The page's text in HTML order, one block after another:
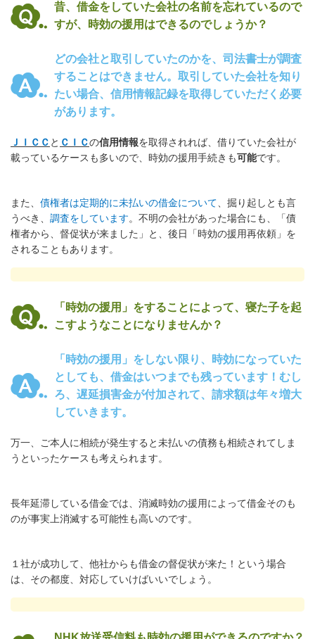
昔、借金をしていた会社の名前を忘れているので
すが、時効の援用はできるのでしょうか？
どの会社と取引していたのかを、司法書士が調査
することはできません。取引していた会社を知り
たい場合、信用情報記録を取得していただく必要
があります。
ＪＩＣＣ と ＣＩＣの信用情報を取得されれば、借りていた会社が
載っているケースも多いので、時効の援用手続きも可能です。
また、 債権者は定期的に未払いの借金について、掘り起しとも言
うべき、 調査をしています。不明の会社があった場合にも、「債
権者から、督促状が来ました」と、後日「時効の援用再依頼」を
されることもあります。
「時効の援用」をすることによって、寝た子を起
こすようなことになりませんか？
「時効の援用」をしない限り、時効になっていた
としても、借金はいつまでも残っています！むし
ろ、遅延損害金が付加されて、請求額は年々増大
していきます。
万一、ご本人に相続が発生すると未払いの債務も相続されてしま
うといったケースも考えられます。
長年延滞している借金では、消滅時効の援用によって借金そのも
のが事実上消滅する可能性も高いのです。
１社が成功して、他社からも借金の督促状が来た！という場合
は、その都度、対応していけばいいでしょう。